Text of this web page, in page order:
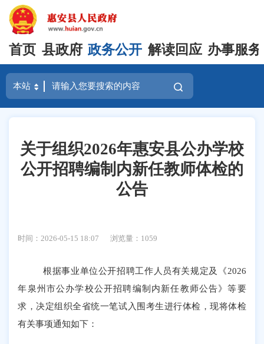
首页 县政府 政务公开 解读回应 办事服务
关于组织2026年惠安县公办学校
公开招聘编制内新任教师体检的
公告
时间：2026-05-15 18:07 浏览量： 1059
根据事业单位公开招聘工作人员有关规定及《2026
年泉州市公办学校公开招聘编制内新任教师公告》等要
求，决定组织全省统一笔试 入围考生进行体检，现将体检
有关事项通知如下：